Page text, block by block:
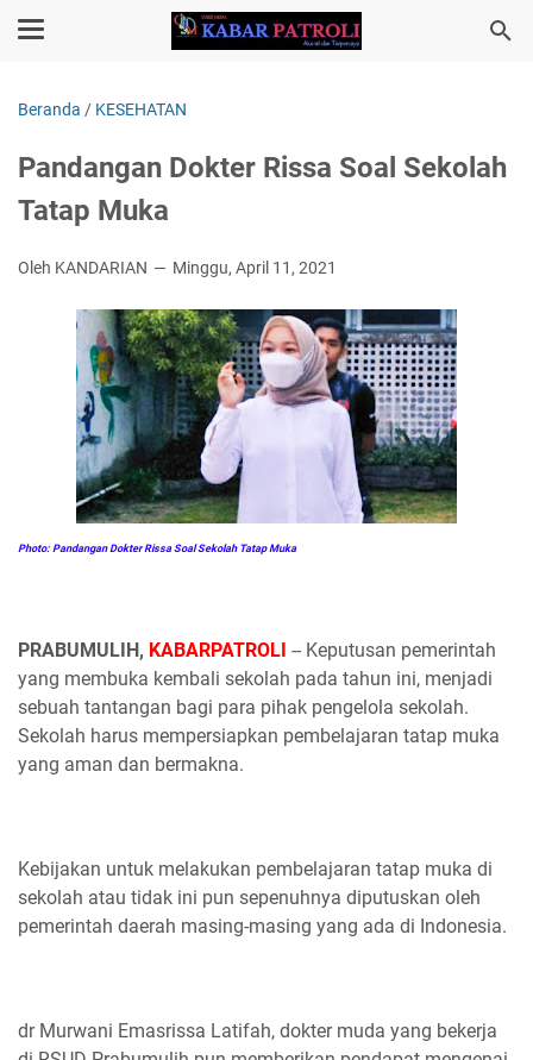
Beranda / KESEHATAN
Pandangan Dokter Rissa Soal Sekolah
Tatap Muka
Oleh KANDARIAN Minggu, April 11, 2021
Photo: Pandangan Dokter Rissa Soal Sekolah Tatap Muka
PRABUMULIH, KABARPATROLI -- Keputusan pemerintah
yang membuka kembali sekolah pada tahun ini, menjadi
sebuah tantangan bagi para pihak pengelola sekolah.
Sekolah harus mempersiapkan pembelajaran tatap muka
yang aman dan bermakna.
Kebijakan untuk melakukan pembelajaran tatap muka di
sekolah atau tidak ini pun sepenuhnya diputuskan oleh
pemerintah daerah masing-masing yang ada di Indonesia.
dr Murwani Emasrissa Latifah, dokter muda yang bekerja